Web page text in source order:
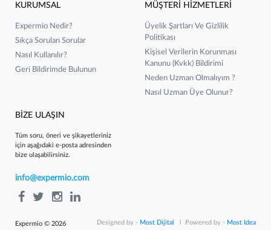
KURUMSAL
Expermio Nedir?
Sıkça Sorulan Sorular
Nasıl Kullanılır?
Geri Bildirimde Bulunun
MÜŞTERİ HİZMETLERİ
Üyelik Şartları Ve Gizlilik
Politikası
Kişisel Verilerin Korunması
Kanunu (kvkk) Bildirimi
Neden Uzman Olmalıyım ?
Nasıl Uzman Üye Olunur?
BİZE ULAŞIN
Tüm soru, öneri ve şikayetleriniz
için aşağıdaki e-posta adresinden
bize ulaşabilirsiniz.
info@expermio.com
Expermio © 2026 l Powered by - Most Idea
Designed by - Most Dijital